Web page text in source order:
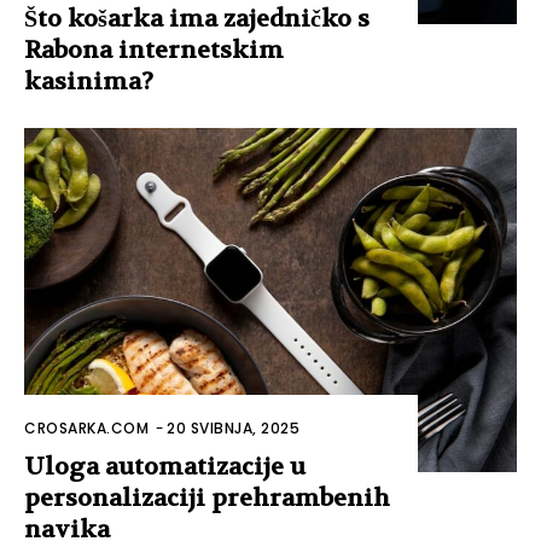
Što košarka ima zajedničko s
Rabona internetskim
kasinima?
CROSARKA.COM -20 SVIBNJA, 2025
Uloga automatizacije u
personalizaciji prehrambenih
navika